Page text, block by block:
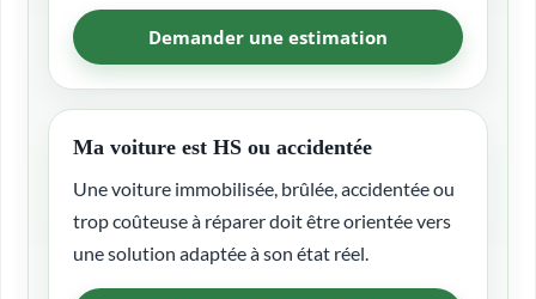
Demander une estimation
Ma voiture est HS ou accidentée
Une voiture immobilisée, brûlée, accidentée ou
trop coûteuse à réparer doit être orientée vers
une solution adaptée à son état réel.